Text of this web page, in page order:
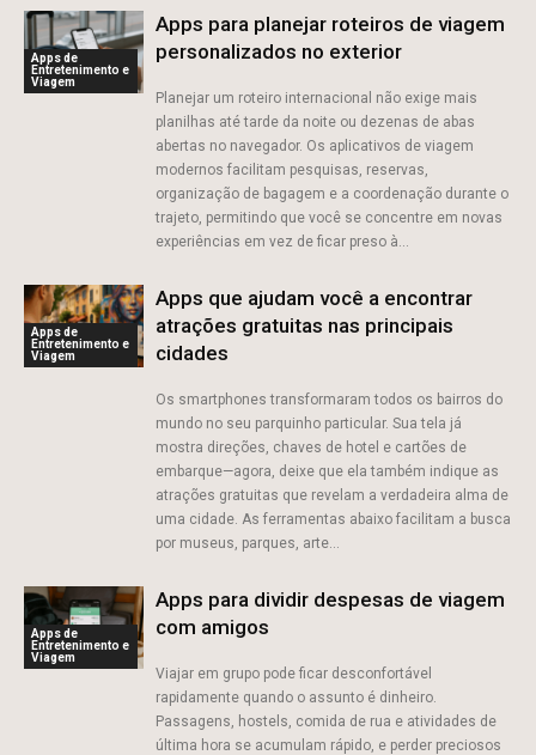
Apps de
Entretenimento e
Viagem
Apps para planejar roteiros de viagem
personalizados no exterior
Planejar um roteiro internacional não exige mais
planilhas até tarde da noite ou dezenas de abas
abertas no navegador. Os aplicativos de viagem
modernos facilitam pesquisas, reservas,
organização de bagagem e a coordenação durante o
trajeto, permitindo que você se concentre em novas
experiências em vez de ficar preso à...
Apps de
Entretenimento e
Viagem
Apps que ajudam você a encontrar
atrações gratuitas nas principais
cidades
Os smartphones transformaram todos os bairros do
mundo no seu parquinho particular. Sua tela já
mostra direções, chaves de hotel e cartões de
embarque—agora, deixe que ela também indique as
atrações gratuitas que revelam a verdadeira alma de
uma cidade. As ferramentas abaixo facilitam a busca
por museus, parques, arte...
Apps de
Entretenimento e
Viagem
Apps para dividir despesas de viagem
com amigos
Viajar em grupo pode ficar desconfortável
rapidamente quando o assunto é dinheiro.
Passagens, hostels, comida de rua e atividades de
última hora se acumulam rápido, e perder preciosos